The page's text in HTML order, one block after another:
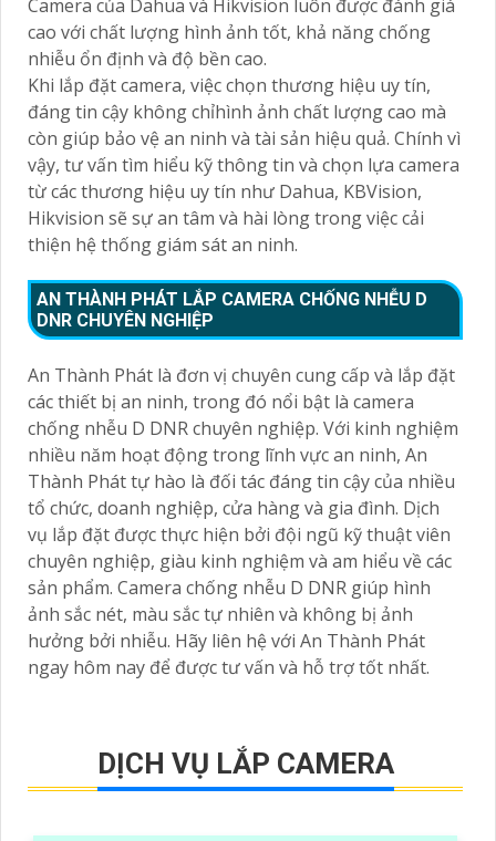
Camera của Dahua và Hikvision luôn được đánh giá
cao với chất lượng hình ảnh tốt, khả năng chống
nhiễu ổn định và độ bền cao.
Khi lắp đặt camera, việc chọn thương hiệu uy tín,
đáng tin cậy không chỉhình ảnh chất lượng cao mà
còn giúp bảo vệ an ninh và tài sản hiệu quả. Chính vì
vậy, tư vấn tìm hiểu kỹ thông tin và chọn lựa camera
từ các thương hiệu uy tín như Dahua, KBVision,
Hikvision sẽ sự an tâm và hài lòng trong việc cải
thiện hệ thống giám sát an ninh.
AN THÀNH PHÁT LẮP CAMERA CHỐNG NHỄU D
DNR CHUYÊN NGHIỆP
An Thành Phát là đơn vị chuyên cung cấp và lắp đặt
các thiết bị an ninh, trong đó nổi bật là camera
chống nhễu D DNR chuyên nghiệp. Với kinh nghiệm
nhiều năm hoạt động trong lĩnh vực an ninh, An
Thành Phát tự hào là đối tác đáng tin cậy của nhiều
tổ chức, doanh nghiệp, cửa hàng và gia đình. Dịch
vụ lắp đặt được thực hiện bởi đội ngũ kỹ thuật viên
chuyên nghiệp, giàu kinh nghiệm và am hiểu về các
sản phẩm. Camera chống nhễu D DNR giúp hình
ảnh sắc nét, màu sắc tự nhiên và không bị ảnh
hưởng bởi nhiễu. Hãy liên hệ với An Thành Phát
ngay hôm nay để được tư vấn và hỗ trợ tốt nhất.
DỊCH VỤ LẮP CAMERA